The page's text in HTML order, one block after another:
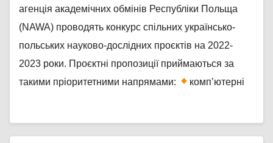
агенція академічних обмінів Республіки Польща
(NAWA) проводять конкурс спільних українсько-
польських науково-дослідних проєктів на 2022-
2023 роки. Проєктні пропозиції приймаються за
такими пріоритетними напрямами:
комп’ютерні